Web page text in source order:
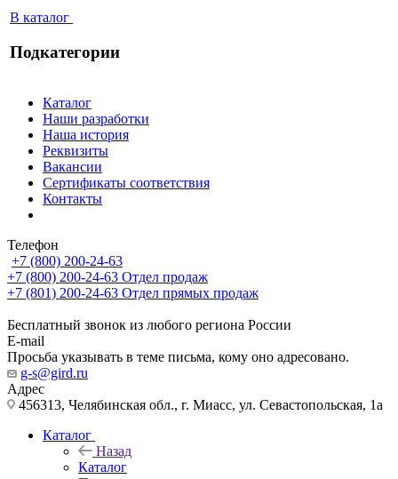
В каталог
Подкатегории
Каталог
Наши разработки
Наша история
Реквизиты
Вакансии
Сертификаты соответствия
Контакты
Телефон
+7 (800) 200-24-63
+7 (800) 200-24-63 Отдел продаж
+7 (801) 200-24-63 Отдел прямых продаж
Бесплатный звонок из любого региона России
E-mail
Просьба указывать в теме письма, кому оно адресовано.
g-s@gird.ru
Адрес
456313, Челябинская обл., г. Миасс, ул. Севастопольская, 1а
Каталог
Назад
Каталог